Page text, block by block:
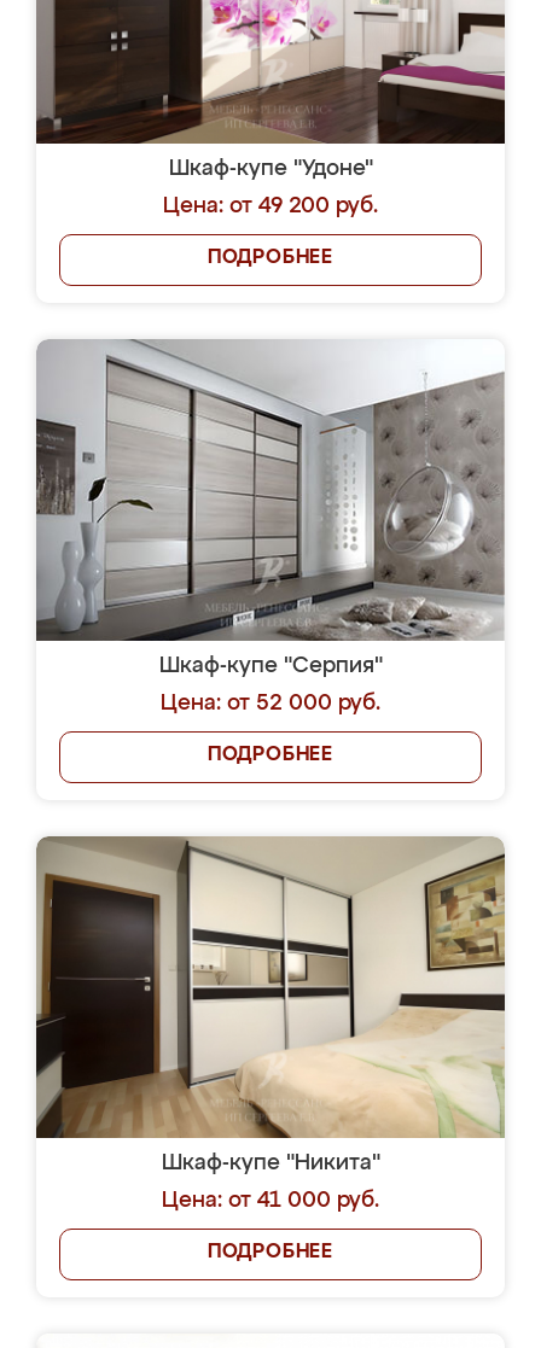
Шкаф-купе "Удоне"
Цена: от 49 200 руб.
ПОДРОБНЕЕ
Шкаф-купе "Серпия"
Цена: от 52 000 руб.
ПОДРОБНЕЕ
Шкаф-купе "Никита"
Цена: от 41 000 руб.
ПОДРОБНЕЕ